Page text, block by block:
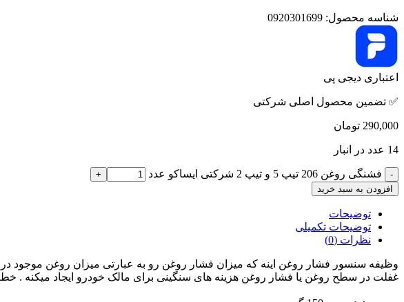
شناسه محصول: 0920301699
اعتباری دیجی پی
✅ تضمین محصول اصلی شرکتی
290,000 تومان
14 عدد در انبار
فشنگی روغن 206 تیپ 5 و تیپ 2 شرکتی ایساکو عدد
افزودن به سبد خرید
توضیحات
توضیحات تکمیلی
نظرات (0)
وظیفه سنسور فشار روغن اینه که میزان فشار روغن رو به عبارتی میزان روغن موجود در
غفلت در سطح روغن یا فشار روغن هزینه های سنگینی برای مالک خودرو ایجاد